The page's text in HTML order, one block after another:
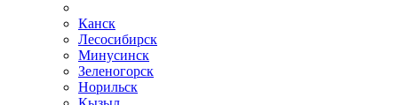
Канск
Лесосибирск
Минусинск
Зеленогорск
Норильск